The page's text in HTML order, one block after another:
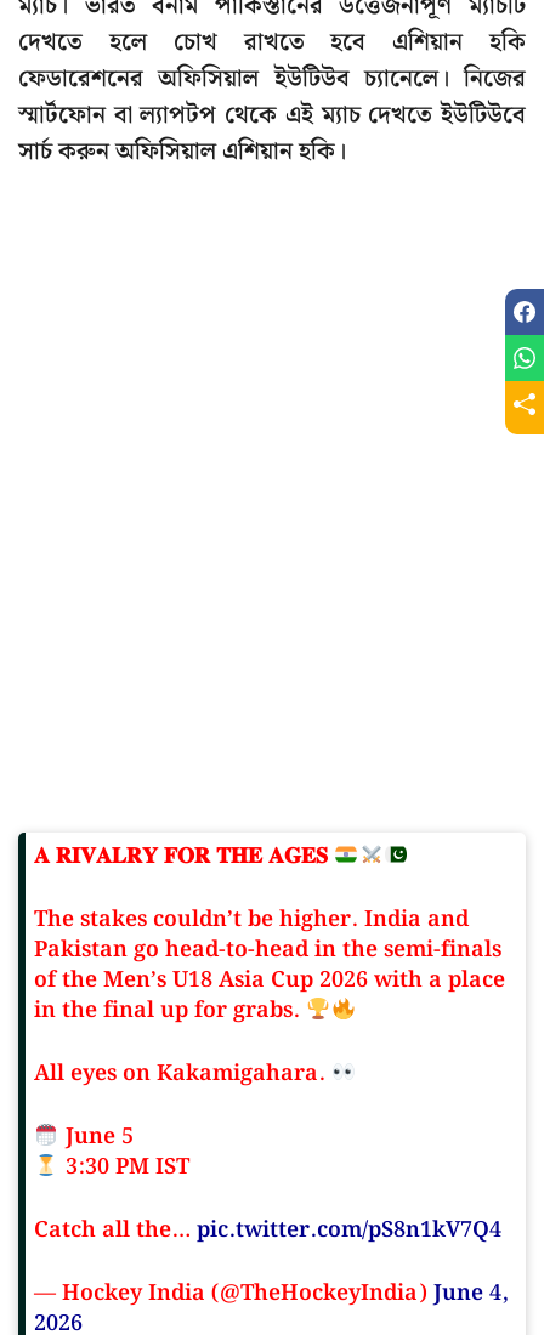
দেখতে হলে চোখ রাখতে হবে এশিয়ান হকি
ফেডারেশনের অফিসিয়াল ইউটিউব চ্যানেলে। নিজের
স্মার্টফোন বা ল্যাপটপ থেকে এই ম্যাচ দেখতে ইউটিউবে
সার্চ করুন অফিসিয়াল এশিয়ান হকি।
𝐀 𝐑𝐈𝐕𝐀𝐋𝐑𝐘 𝐅𝐎𝐑 𝐓𝐇𝐄 𝐀𝐆𝐄𝐒
The stakes couldn’t be higher. India and
Pakistan go head-to-head in the semi-finals
of the Men’s U18 Asia Cup 2026 with a place
in the final up for grabs.
All eyes on Kakamigahara.
June 5
3:30 PM IST
Catch all the… pic.twitter.com/pS8n1kV7Q4
— Hockey India (@TheHockeyIndia) June 4,
2026